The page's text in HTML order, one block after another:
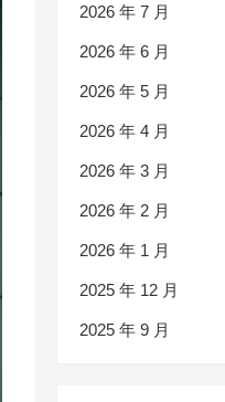
2026 年 7 月
2026 年 6 月
2026 年 5 月
2026 年 4 月
2026 年 3 月
2026 年 2 月
2026 年 1 月
2025 年 12 月
2025 年 9 月